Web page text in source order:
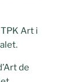
Art i
de